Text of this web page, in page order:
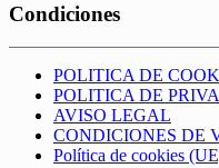
Condiciones
POLITICA DE
POLITICA DE
AVISO LEGAL
CONDICIONES DE
Política de cookies